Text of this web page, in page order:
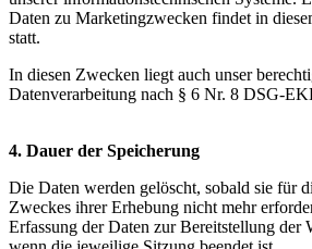
Daten zu Marketingzwecken findet in
statt.
In diesen Zwecken liegt auch unser
Datenverarbeitung nach § 6 Nr. 8 DSG-
4. Dauer der Speicherung
Die Daten werden gelöscht, sobald sie für
Zweckes ihrer Erhebung nicht mehr
Erfassung der Daten zur Bereitstellung der